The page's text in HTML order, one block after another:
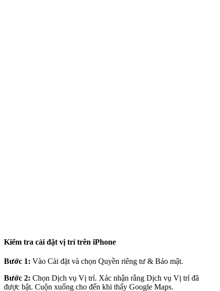
Kiểm tra cài đặt vị trí trên iPhone
Bước 1: Vào Cài đặt và chọn Quyền riêng tư & Bảo mật.
Bước 2: Chọn Dịch vụ Vị trí. Xác nhận rằng Dịch vụ Vị trí đã
được bật. Cuộn xuống cho đến khi thấy Google Maps.